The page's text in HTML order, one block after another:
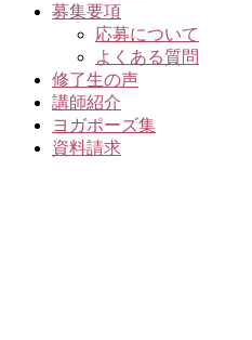
募集要項
応募について
よくある質問
修了生の声
講師紹介
ヨガポーズ集
資料請求